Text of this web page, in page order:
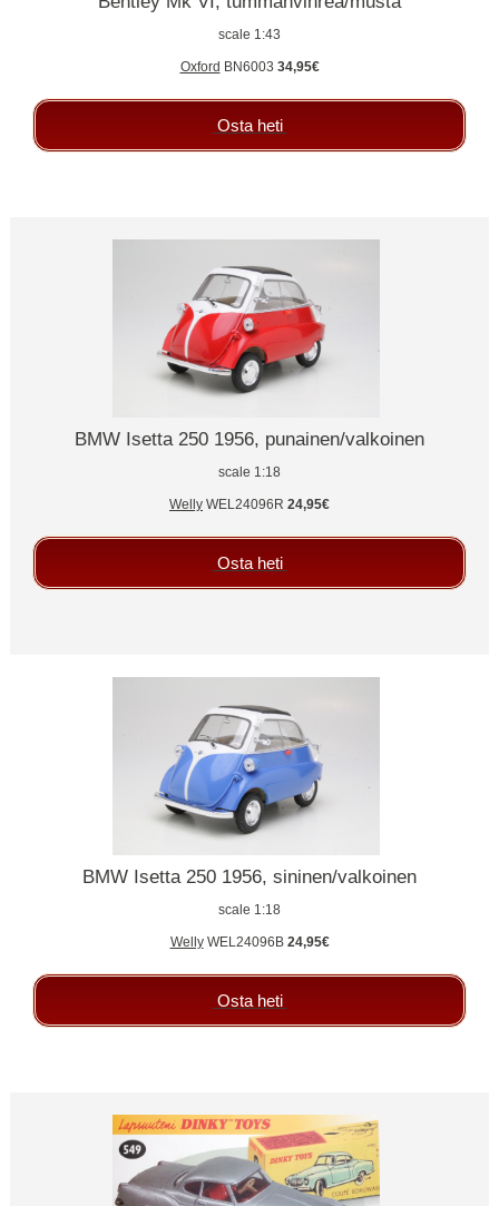
scale 1:43
Oxford BN6003 34,95€
Osta heti
BMW Isetta 250 1956, punainen/valkoinen
scale 1:18
Welly WEL24096R 24,95€
Osta heti
BMW Isetta 250 1956, sininen/valkoinen
scale 1:18
WellyWEL24096B 24,95€
Osta heti